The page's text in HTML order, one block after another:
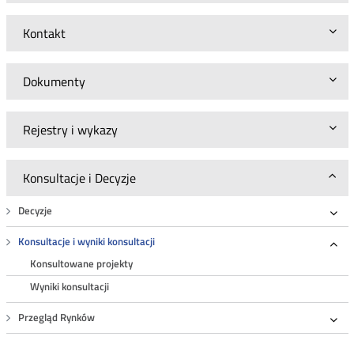
Kontakt
Dokumenty
Rejestry i wykazy
Konsultacje i Decyzje
Decyzje
Konsultacje i wyniki konsultacji
Konsultowane projekty
Wyniki konsultacji
Przegląd Rynków